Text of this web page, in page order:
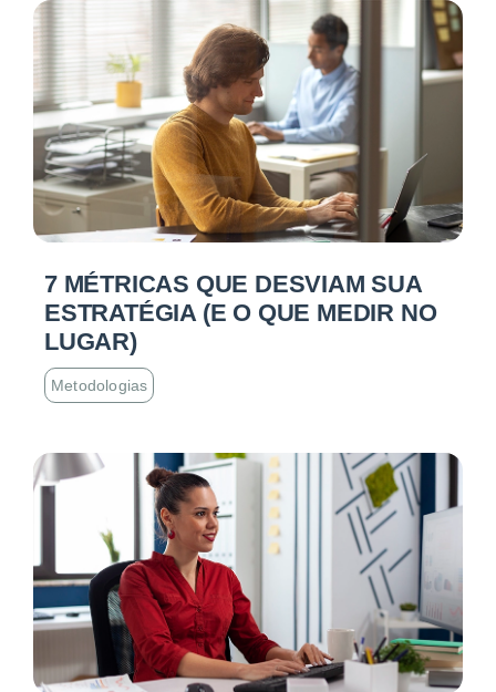
7 MÉTRICAS QUE DESVIAM SUA
ESTRATÉGIA (E O QUE MEDIR NO
LUGAR)
Metodologias